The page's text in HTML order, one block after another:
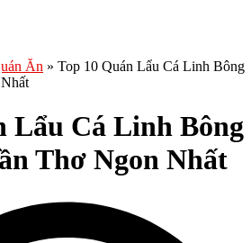
Ăn » Top 10 Quán Lẩu Cá Linh Bông
Lẩu Cá Linh Bông
Thơ Ngon Nhất